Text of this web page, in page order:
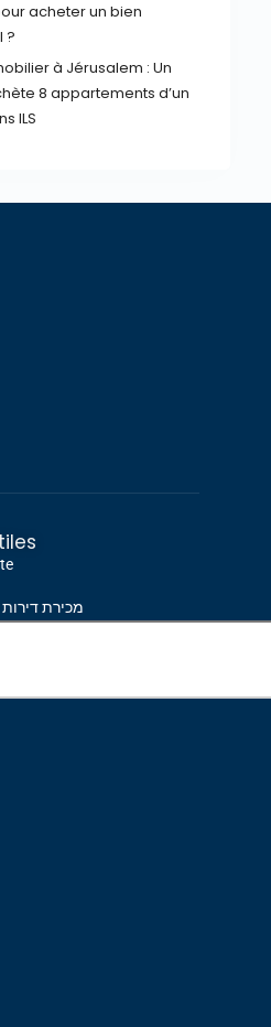
acheter un bien
?
à Jérusalem : Un
8 appartements d’un
ILS
מכירת